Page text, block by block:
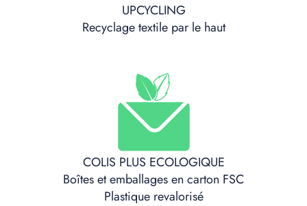
UPCYCLING
Recyclage textile par le haut
COLIS PLUS ECOLOGIQUE
Boîtes et emballages en carton FSC
Plastique revalorisé